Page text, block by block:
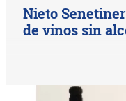
Nieto
de vinos sin